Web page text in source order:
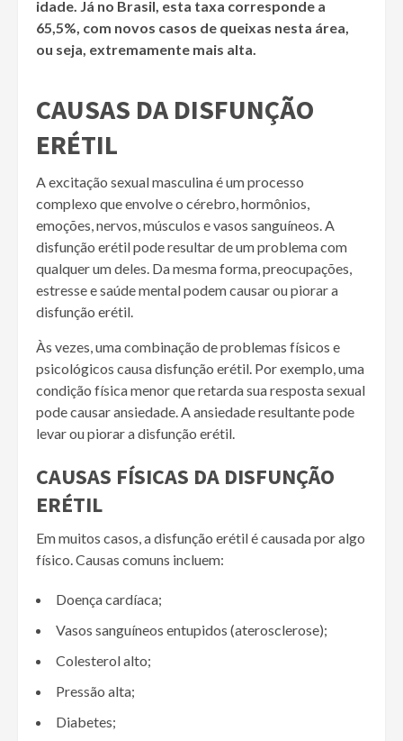
idade. Já no Brasil, esta taxa corresponde a
65,5%, com novos casos de queixas nesta área,
ou seja, extremamente mais alta.
CAUSAS DA DISFUNÇÃO
ERÉTIL
A excitação sexual masculina é um processo
complexo que envolve o cérebro, hormônios,
emoções, nervos, músculos e vasos sanguíneos. A
disfunção erétil pode resultar de um problema com
qualquer um deles. Da mesma forma, preocupações,
estresse e saúde mental podem causar ou piorar a
disfunção erétil.
Às vezes, uma combinação de problemas físicos e
psicológicos causa disfunção erétil. Por exemplo, uma
condição física menor que retarda sua resposta sexual
pode causar ansiedade. A ansiedade resultante pode
levar ou piorar a disfunção erétil.
CAUSAS FÍSICAS DA DISFUNÇÃO
ERÉTIL
Em muitos casos, a disfunção erétil é causada por algo
físico. Causas comuns incluem:
Doença cardíaca;
Vasos sanguíneos entupidos (aterosclerose);
Colesterol alto;
Pressão alta;
Diabetes;